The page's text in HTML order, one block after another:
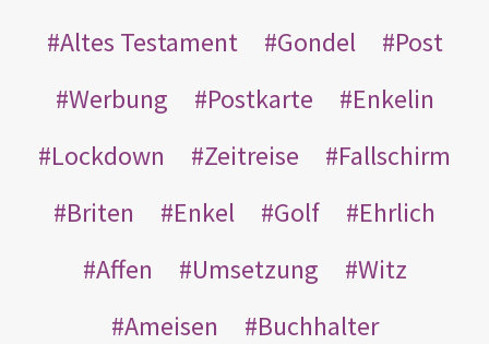
Altes Testament
Gondel
Post
Werbung
Postkarte
Enkelin
Lockdown
Zeitreise
Fallschirm
Briten
Enkel Golf
Ehrlich
Affen
Umsetzung
Witz
Ameisen
Buchhalter